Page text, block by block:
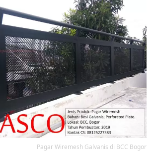
Pagar Wiremesh Galvanis di BCC Bogor